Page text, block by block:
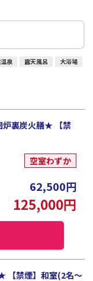
泉 露天風呂 大浴場
裏炭火膳★ 【禁
空室わずか
62,500円
125,000円
禁煙】和室(2名～